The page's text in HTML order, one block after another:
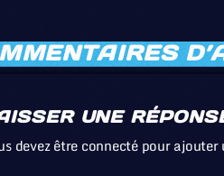
UNE
devez être connecté pour